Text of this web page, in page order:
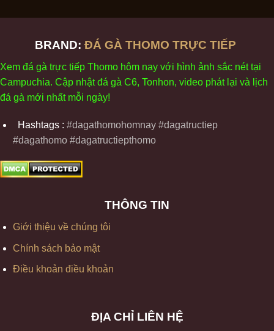
BRAND: ĐÁ GÀ THOMO TRỰC TIẾP
Xem đá gà trực tiếp Thomo hôm nay với hình ảnh sắc néttại
Campuchia. Cập nhậtđá gà C6, Tonhon, video phátl ại và ịch
đá gà mới nhất mỗi ngày!
Hashtags : #dagathomohomnay #dagatructiep
#dagathomo #dagatructiepthomo
THÔNG TIN
Giới thiệu về chúng tôi
Chính sách bảo mật
Điều khoản điều khoản
ĐỊA CHỈ LIÊN HỆ